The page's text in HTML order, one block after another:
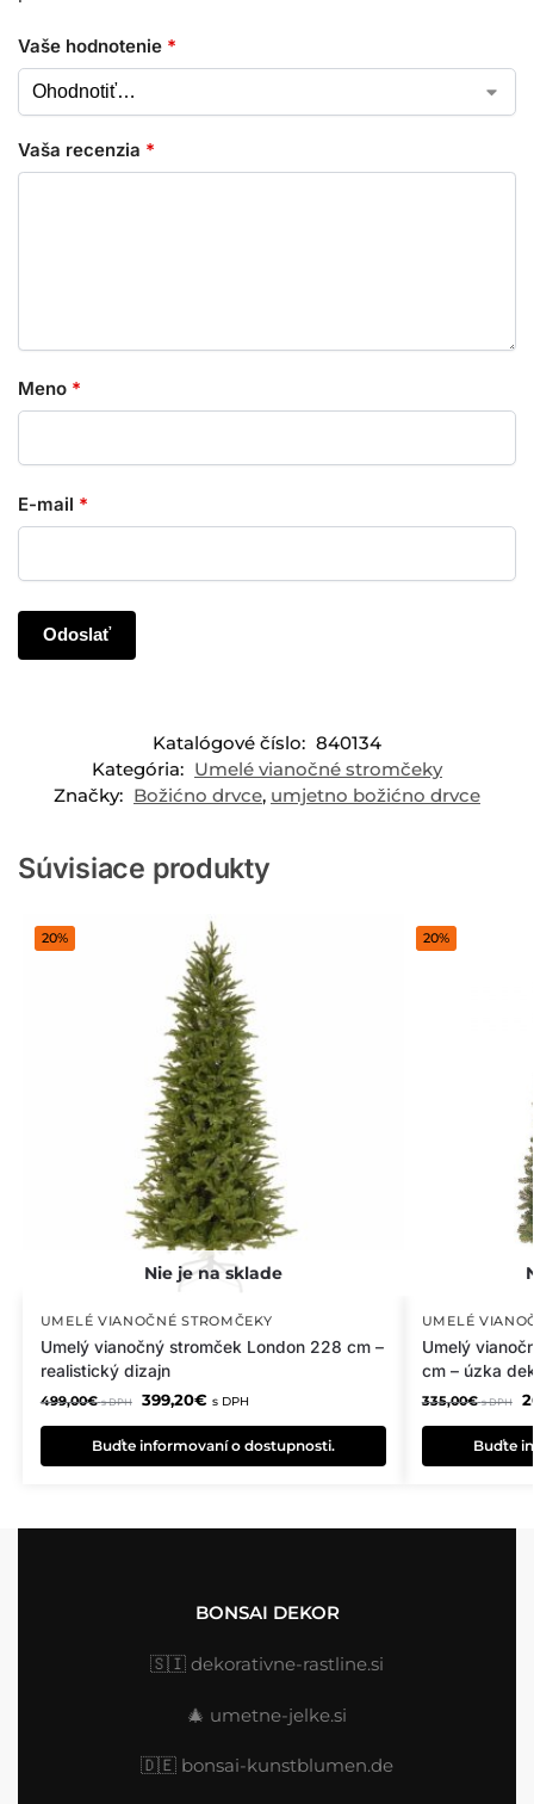
Vaše hodnotenie *
Vaša recenzia *
Meno *
E-mail *
Katalógové číslo: 840134
Kategória: Umelé vianočné stromčeky
Značky: Božićno drvce, umjetno božićno drvce
Súvisiace produkty
20%
UMELÉ VIANOČNÉ STROMČEKY
Umelý vianočný stromček London 228 cm –
realistický dizajn
499,00€ s DPH 399,20€ s DPH
Buďte informovaní o dostupnosti.
20%
UMELÉ
Umelý
cm – úzka
335,00€ s DPH
Buďte
BONSAI DEKOR
🇸🇮 dekorativne-rastline.si
🎄 umetne-jelke.si
🇩🇪 bonsai-kunstblumen.de